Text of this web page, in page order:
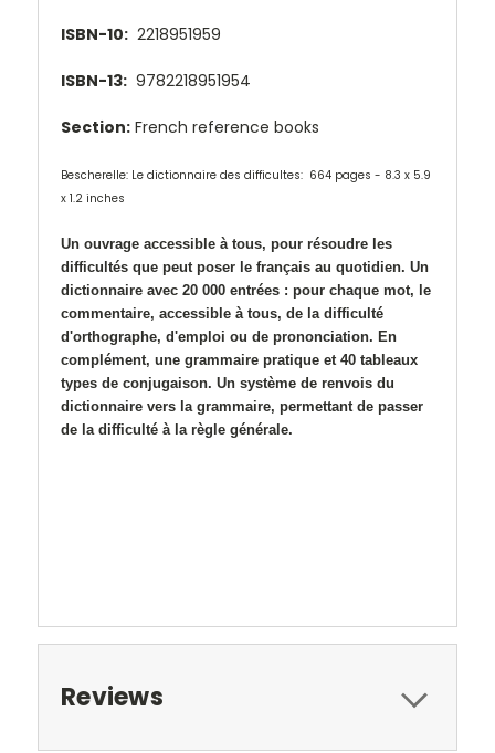
ISBN-10: 2218951959
ISBN-13: 9782218951954
Section: French reference books
Bescherelle: Le dictionnaire des difficultes: 664 pages - 8.3 x 5.9
x 1.2 inches
Un ouvrage accessible à tous, pour résoudre les
difficultés que peut poser le français au quotidien. Un
dictionnaire avec 20 000 entrées : pour chaque mot, le
commentaire, accessible à tous, de la difficulté
d'orthographe, d'emploi ou de prononciation. En
complément, une grammaire pratique et 40 tableaux
types de conjugaison. Un système de renvois du
dictionnaire vers la grammaire, permettant de passer
de la difficulté à la règle générale.
Reviews